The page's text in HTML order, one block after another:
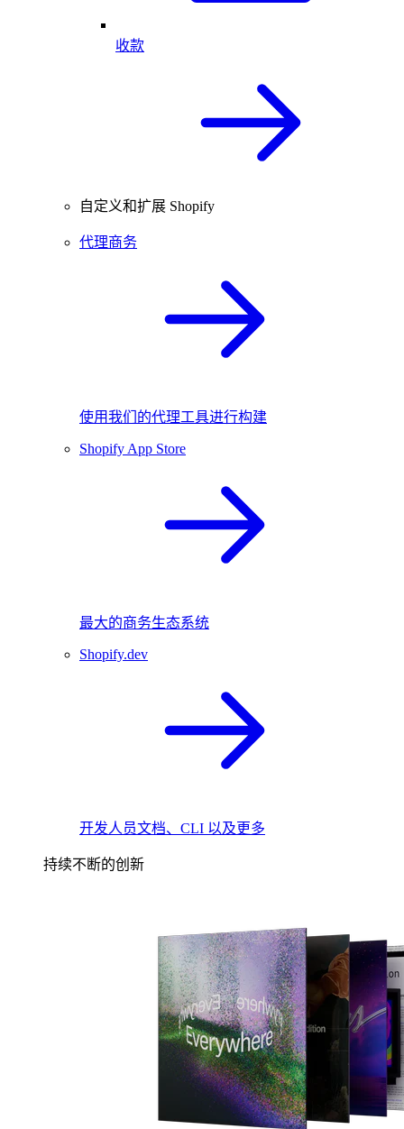
收款
自定义和扩展 Shopify
代理商务
使用我们的代理工具进行构建
Shopify App Store
最大的商务生态系统
Shopify.dev
开发人员文档、CLI 以及更多
持续不断的创新